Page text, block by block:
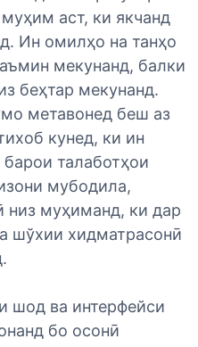
аст, ки якчанд
Ин омилҳо на танҳо
мекунанд, балки
беҳтар мекунанд.
метавонед беш аз
кунед, ки ин
талаботҳои
мубодила,
низ муҳиманд, ки дар
шўхии хидматрасонӣ
шод ва интерфейси
бо осонӣ